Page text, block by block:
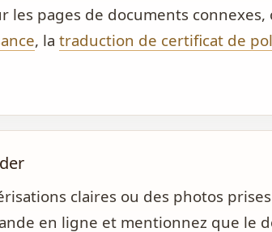
les pages de documents connexes,
, la traduction de certificat de
claires ou des photos
en ligne et mentionnez que le